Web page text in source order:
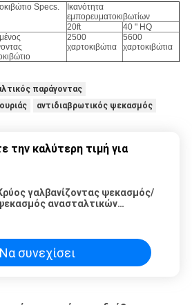
Specs.
Ικανότητα
εμπορευματοκιβωτίων
20ft
40 " HQ
2500
χαρτοκιβώτια
5600
χαρτοκιβώτια
παράγοντας
αντιδιαβρωτικός ψεκασμός
την καλύτερη τιμή για
γαλβανίζοντας ψεκασμός/
ανασταλτικών
χάλυβα
Να συνεχίσει